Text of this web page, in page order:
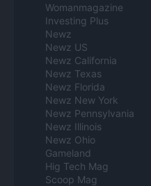
Womanmagazine
Investing Plus
Newz
Newz US
Newz California
Newz Texas
Newz Florida
Newz New York
Newz Pennsylvania
Newz Illinois
Newz Ohio
Gameland
Hig Tech Mag
Scoop Mag